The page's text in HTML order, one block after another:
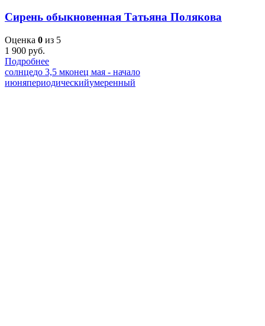
Сирень обыкновенная Татьяна Полякова
Оценка 0 из 5
1 900 руб.
Подробнее
солнцедо 3,5 мконец мая - начало
июняпериодическийумеренный